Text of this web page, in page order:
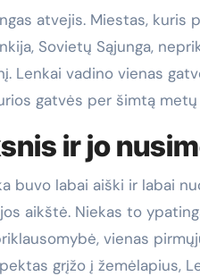
atvejis. Miestas, kuris
Sovietų Sąjunga,
Lenkai vadino vienas
gatvės per šimtą
ir jo
buvo labai aiški ir labai
aikštė. Niekas to
vienas
grįžo į žemėlapius,